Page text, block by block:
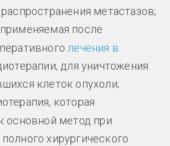
метастазов;
после
лечения в
для уничтожения
клеток опухоли;
которая
основной метод при
хирургического